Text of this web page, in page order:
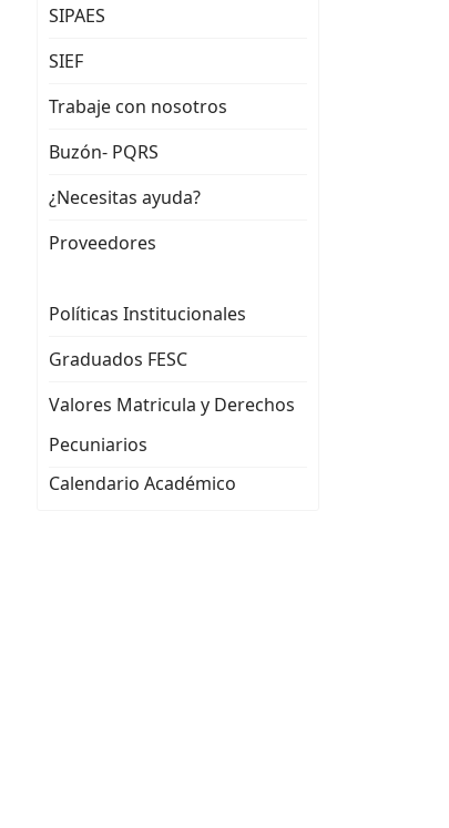
SIPAES
SIEF
Trabaje con nosotros
Buzón- PQRS
¿Necesitas ayuda?
Proveedores
Políticas Institucionales
Graduados FESC
Valores Matricula y Derechos
Pecuniarios
Calendario Académico